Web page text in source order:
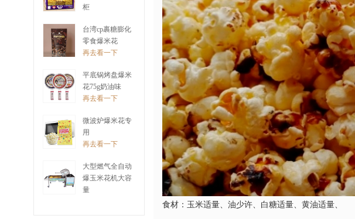
柜
台湾cp裹糖膨化
零食爆米花
再去看一下
平底锅烤盘爆米
花75g奶油味
再去看一下
微波炉爆米花专
用
再去看一下
大型燃气全自动
爆玉米花机大容
量
食材：玉米适量、油少许、白糖适量、黄油适量、